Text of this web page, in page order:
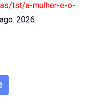
tst/a-mulher-e-o-
2026